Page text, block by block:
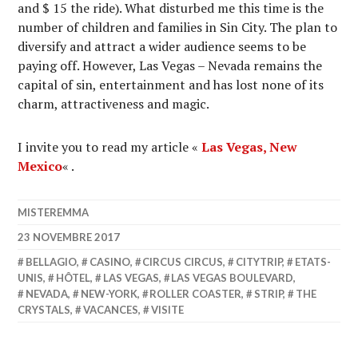
and $ 15 the ride). What disturbed me this time is the
number of children and families in Sin City. The plan to
diversify and attract a wider audience seems to be
paying off. However, Las Vegas – Nevada remains the
capital of sin, entertainment and has lost none of its
charm, attractiveness and magic.
I invite you to read my article «Las Vegas, New
Mexico« .
MISTEREMMA
23 NOVEMBRE 2017
BELLAGIO, CASINO, CIRCUS CIRCUS, CITYTRIP,
ETATS-
UNIS, HÔTEL, LAS VEGAS, LAS VEGAS BOULEVARD,
NEVADA, NEW-YORK, ROLLER COASTER, STRIP,
THE
CRYSTALS, VACANCES, VISITE